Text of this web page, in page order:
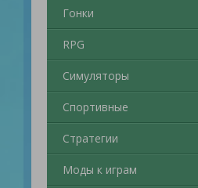
Гонки
RPG
Симуляторы
Спортивные
Стратегии
Моды к играм